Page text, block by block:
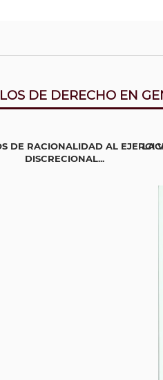
DE DERECHO EN
DE RACIONALIDAD AL
DISCRECIONAL...
LA